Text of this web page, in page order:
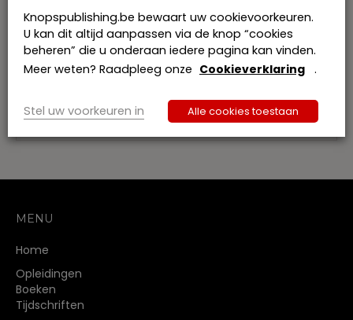
Reeks:Burgerlijk Recht, Gerechtelijk Recht,
Strafrecht en strafvordering, Handels- en
economisch Recht, Sociaal Recht, Internationaal
en Europees Recht, Staatsrecht
WettenCollectie en wordt jaarlijks bijgewerkt.
MENU
Home
Opleidingen
Boeken
Tijdschriften
Knopspublishing.be bewaart uw cookievoorkeuren.
U kan dit altijd aanpassen via de knop “cookies
beheren” die u onderaan iedere pagina kan vinden.
Meer weten? Raadpleeg onze Cookieverklaring .
Stel uw voorkeuren in Alle cookies toestaan